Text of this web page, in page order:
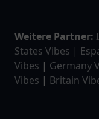
Weitere Partner:
States Vibes |
Vibes | Germany
Vibes | Britain